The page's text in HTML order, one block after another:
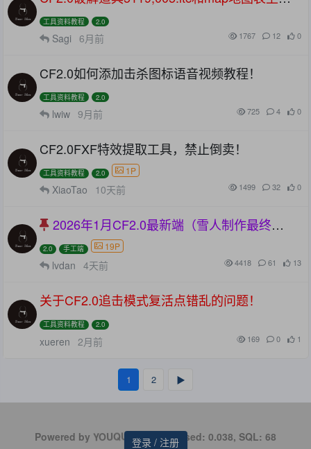
出售！
工具资料教程 2.0
Sagi 6月前 1767 12 0
CF2.0如何添加击杀图标语音视频教程！
工具资料教程 2.0
lwiw 9月前 725 4 0
CF2.0FXF特效提取工具，禁止倒卖！
工具资料教程 2.0 1P
XiaoTao 10天前 1499 32 0
2026年1月CF2.0最新端（雪人制作最终
版），可直接开服！
2.0 手工端 19P
lvdan 4天前 4418 61 13
关于CF2.0追击模式复活点错乱的问题！
工具资料教程 2.0
xueren 2月前 169 0 1
1 2 ▶
Powered by YOUQUXIA| Processed: 0.038, SQL: 68
登录 / 注册